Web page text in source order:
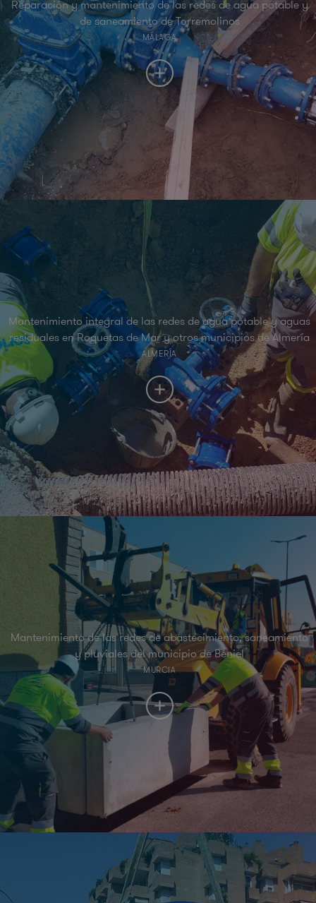
Reparación y mantenimiento de las redes de agua potable y
de saneamiento de Torremolinos
MÁLAGA
Mantenimiento integral de las redes de agua potable y aguas
residuales en Roquetas de Mar y otros municipios de Almería
ALMERÍA
Mantenimiento de las redes de abastecimiento, saneamiento
y pluviales del municipio de Beniel
MURCIA